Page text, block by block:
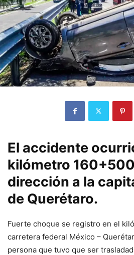
El accidente
kilómetro
dirección a la
de Querétaro.
Fuerte choque se registro en el
carretera federal México –
persona que tuvo que ser